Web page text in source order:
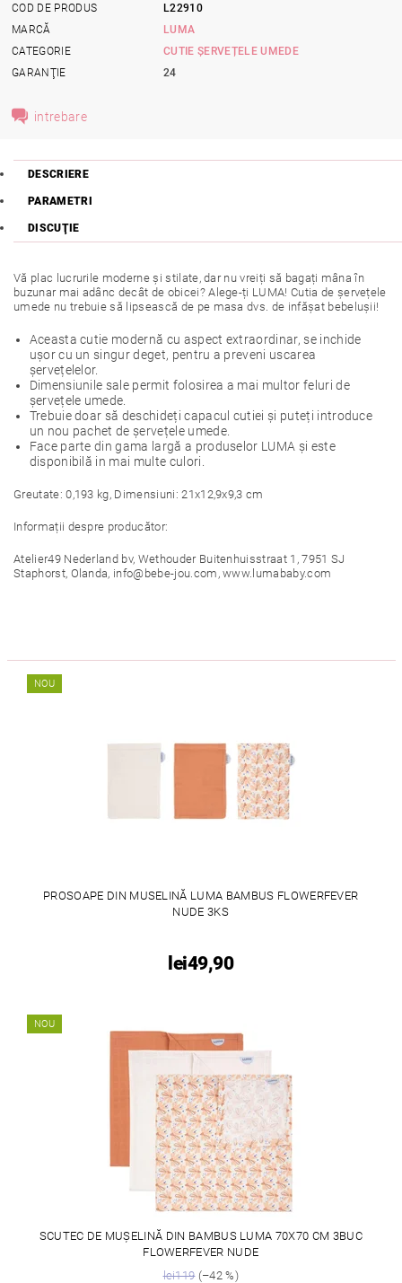
COD DE PRODUS
L22910
MARCĂ
LUMA
CATEGORIE
CUTIE ȘERVEȚELE UMEDE
GARANŢIE
24
intrebare
DESCRIERE
PARAMETRI
DISCUŢIE
Vă plac lucrurile moderne și stilate, dar nu vreiți să bagați mâna în
buzunar mai adânc decât de obicei? Alege-ți LUMA! Cutia de șervețele
umede nu trebuie să lipsească de pe masa dvs. de infășat bebelușii!
Aceasta cutie modernă cu aspect extraordinar, se inchide
ușor cu un singur deget, pentru a preveni uscarea
șervețelelor.
Dimensiunile sale permit folosirea a mai multor feluri de
șervețele umede.
Trebuie doar să deschideți capacul cutiei și puteți introduce
un nou pachet de șervețele umede.
Face parte din gama largă a produselor LUMA și este
disponibilă in mai multe culori.
Greutate: 0,193 kg, Dimensiuni: 21x12,9x9,3 cm
Informații despre producător:
Atelier49 Nederland bv, Wethouder Buitenhuisstraat 1, 7951 SJ
Staphorst, Olanda, info@bebe-jou.com, www.lumababy.com
NOU
PROSOAPE DIN MUSELINĂ LUMA BAMBUS FLOWERFEVER
NUDE 3KS
lei49,90
NOU
SCUTEC DE MUȘELINĂ DIN BAMBUS LUMA 70X70 CM 3BUC
FLOWERFEVER NUDE
lei119(–42 %)